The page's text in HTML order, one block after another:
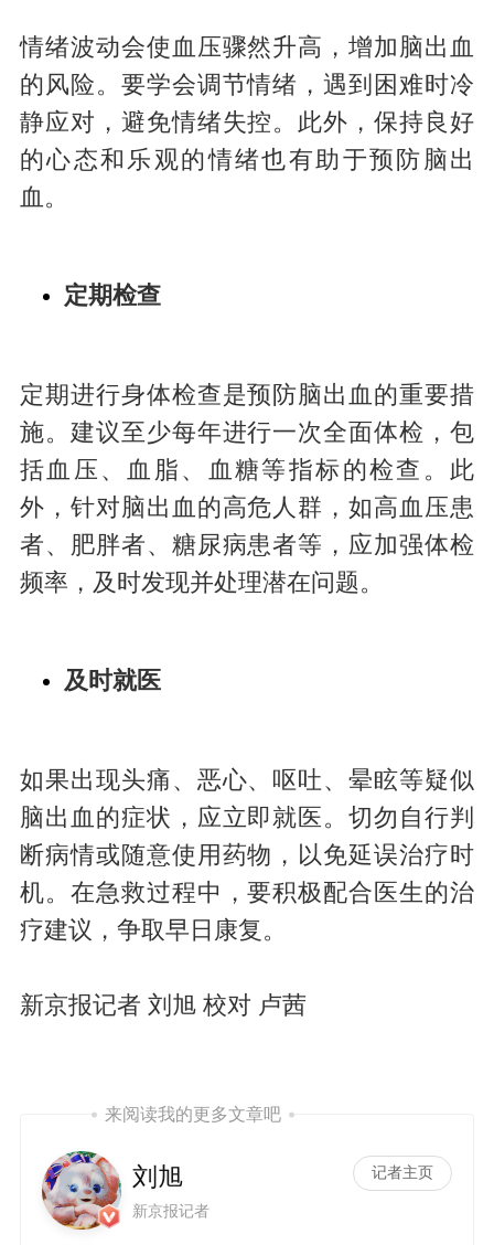
情绪波动会使血压骤然升高，增加脑出血
的风险。要学会调节情绪，遇到困难时冷
静应对，避免情绪失控。此外，保持良好
的心态和乐观的情绪也有助于预防脑出
血。
定期检查
定期进行身体检查是预防脑出血的重要措
施。建议至少每年进行一次全面体检，包
括血压、血脂、血糖等指标的检查。此
外，针对脑出血的高危人群，如高血压患
者、肥胖者、糖尿病患者等，应加强体检
频率，及时发现并处理潜在问题。
及时就医
如果出现头痛、恶心、呕吐、晕眩等疑似
脑出血的症状，应立即就医。切勿自行判
断病情或随意使用药物，以免延误治疗时
机。在急救过程中，要积极配合医生的治
疗建议，争取早日康复。
新京报记者 刘旭 校对 卢茜
来阅读我的更多文章吧
刘旭
新京报记者
记者主页